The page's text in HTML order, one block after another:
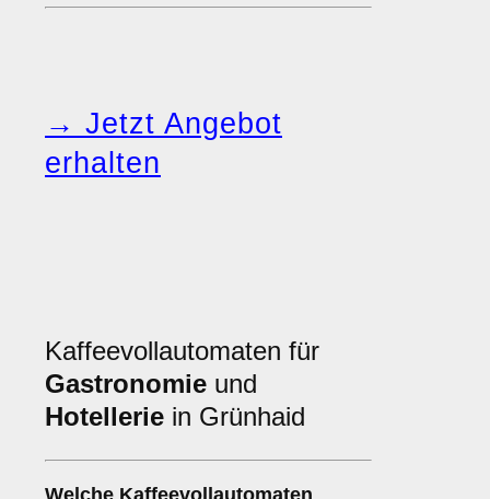
→ Jetzt Angebot
erhalten
Kaffeevollautomaten für
Gastronomie und
Hotellerie in Grünhaid